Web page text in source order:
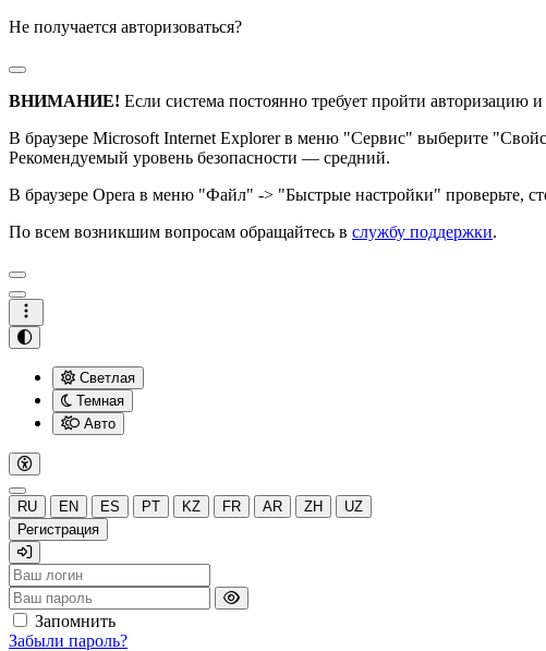
Не получается авторизоваться?
ВНИМАНИЕ! Если система постоянно требует пройти авторизацию
В браузере Microsoft Internet Explorer в меню "Сервис" выберите
Рекомендуемый уровень безопасности — средний.
В браузере Opera в меню "Файл" -> "Быстрые настройки" проверьте,
По всем возникшим вопросам обращайтесь в службу поддержки.
Светлая
Темная
Авто
RU EN ES PT KZ FR AR ZH
UZ
Регистрация
Запомнить
Забыли пароль?